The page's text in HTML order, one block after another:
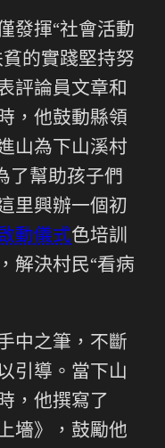
發揮“社會活動
的實踐堅持努
評論員文章和
，他鼓動縣領
山為下山溪村
了幫助孩子們
里興辦一個初
動儀式色培訓
解決村民“看病
中之筆，不斷
引導。當下山
，他撰寫了
墻》，鼓勵他